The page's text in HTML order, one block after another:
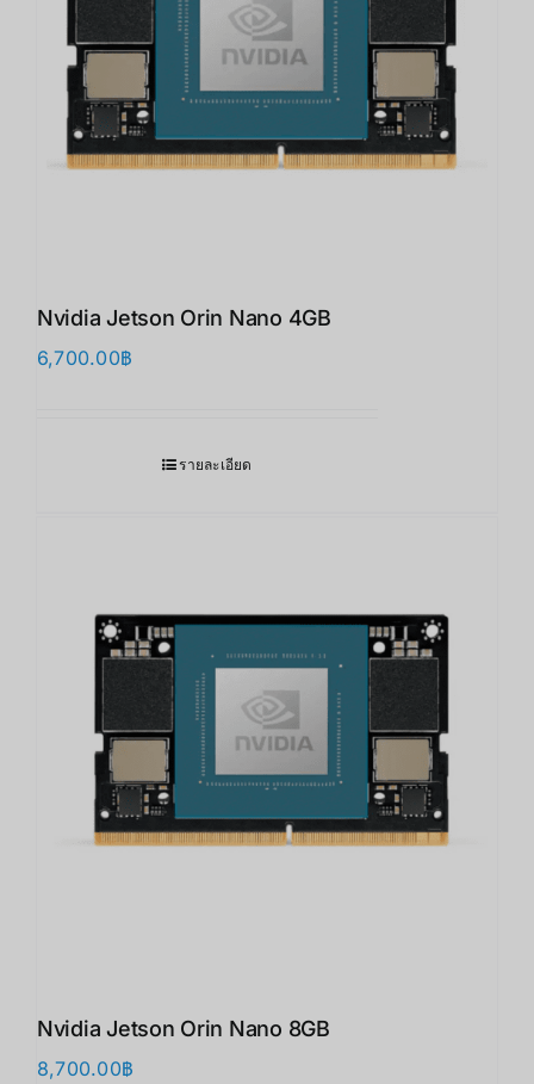
Nvidia Jetson Orin Nano 4GB
6,700.00฿
รายละเอียด
Nvidia Jetson Orin Nano 8GB
8,700.00฿